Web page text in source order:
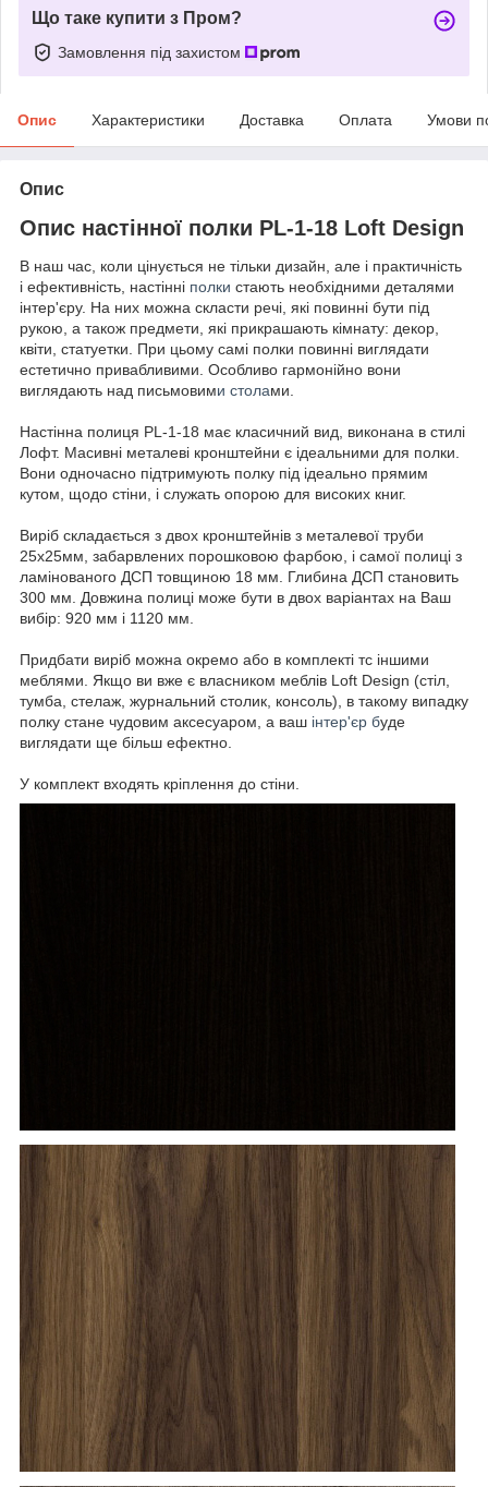
Що таке купити з Пром?
Замовлення під захистом
Опис Характеристики Доставка Оплата Умови
Опис
Опис настінної полки PL-1-18 Loft Design
В наш час, коли цінується не тільки дизайн, але і практичність
і ефективність, настінні полки стають необхідними деталями
інтер'єру. На них можна скласти речі, які повинні бути під
рукою, а також предмети, які прикрашають кімнату: декор,
квіти, статуетки. При цьому самі полки повинні виглядати
естетично привабливими. Особливо гармонійно вони
виглядають над письмовими столами.
Настінна полиця PL-1-18 має класичний вид, виконана в стилі
Лофт. Масивні металеві кронштейни є ідеальними для полки.
Вони одночасно підтримують полку під ідеально прямим
кутом, щодо стіни, і служать опорою для високих книг.
Виріб складається з двох кронштейнів з металевої труби
25х25мм, забарвлених порошковою фарбою, і самої полиці з
ламінованого ДСП товщиною 18 мм. Глибина ДСП становить
300 мм. Довжина полиці може бути в двох варіантах на Ваш
вибір: 920 мм і 1120 мм.
Придбати виріб можна окремо або в комплекті тс іншими
меблями. Якщо ви вже є власником меблів Loft Design (стіл,
тумба, стелаж, журнальний столик, консоль), в такому випадку
полку стане чудовим аксесуаром, а ваш інтер'єр буде
виглядати ще більш ефектно.
У комплект входять кріплення до стіни.